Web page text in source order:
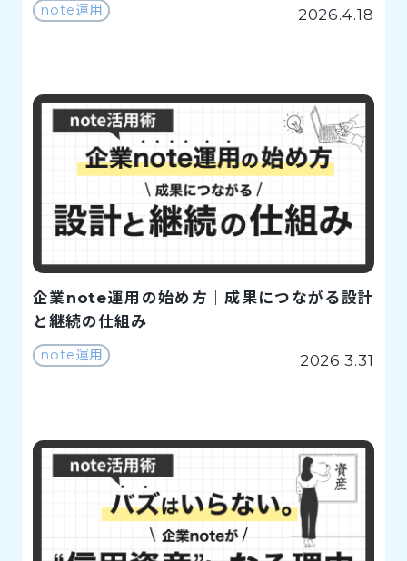
note運用 2026.4.18
企業note運用の始め方｜成果につながる設計
と継続の仕組み
note運用 2026.3.31